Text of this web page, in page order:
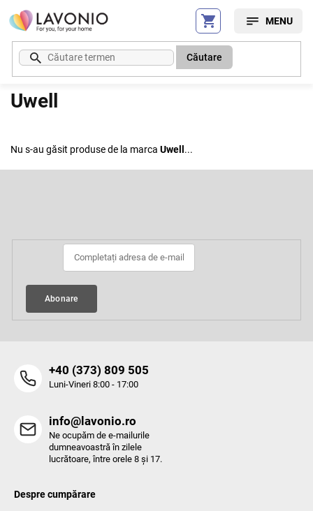
Treci
conținut
Căutare
Uwell
Nu s-au găsit produse de la marca Uwell ...
Abonare
‭+40 (373) 809 505‬
Luni-Vineri 8:00 - 17:00
info@lavonio.ro
Ne ocupăm de e-mailurile
dumneavoastră în zilele
lucrătoare, între orele 8 și 17.
Despre cumpărare